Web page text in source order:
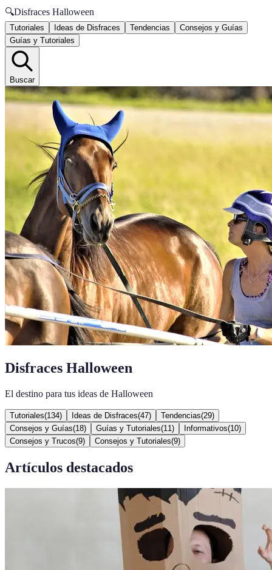
🔍Disfraces Halloween
Tutoriales Ideas de Disfraces Tendencias
Consejos y Guías
Guías y Tutoriales
Buscar
Disfraces Halloween
El destino para tus ideas de Halloween
Tutoriales(134) Ideas de Disfraces(47) Tendencias(29)
Consejos y Guías(18) Guías y Tutoriales(11 ) Informativos(10)
Consejos y Trucos(9) Consejos y Tutoriales(9)
Artículos destacados